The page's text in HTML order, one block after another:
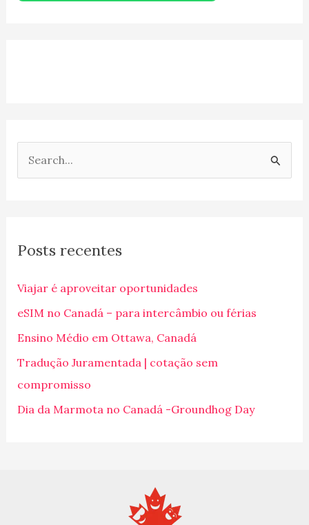
u
s
a
r
p
o
r
Posts recentes
Viajar é aproveitar oportunidades
eSIM no Canadá – para intercâmbio ou férias
Ensino Médio em Ottawa, Canadá
Tradução Juramentada | cotação sem
compromisso
Dia da Marmota no Canadá -Groundhog Day